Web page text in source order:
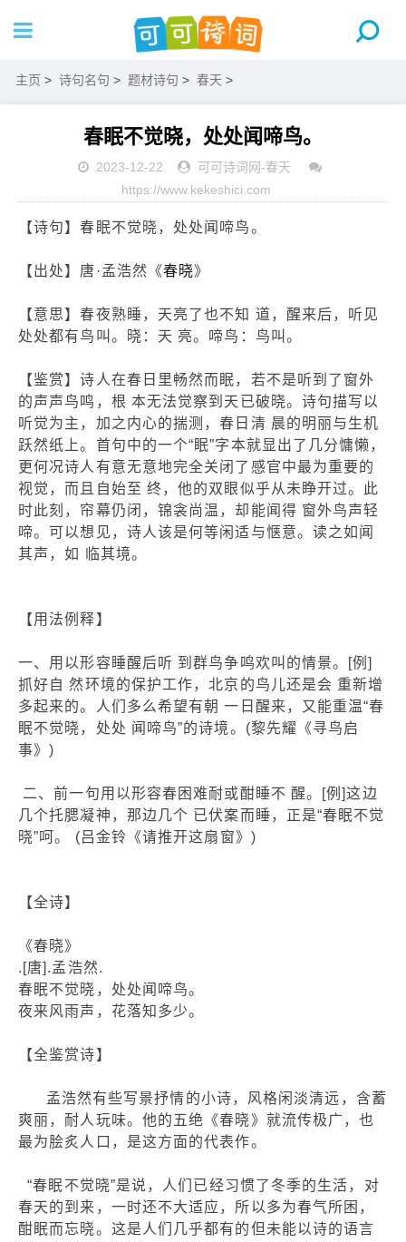
主页 > 诗句名句 > 题材诗句 > 春天 >
春眠不觉晓，处处闻啼鸟。
2023-12-22 可可诗词网-春天
https://www.kekeshici.com
【诗句】春眠不觉晓，处处闻啼鸟。
【出处】唐·孟浩然《春晓》
【意思】春夜熟睡，天亮了也不知 道，醒来后，听见
处处都有鸟叫。晓：天 亮。啼鸟：鸟叫。
【鉴赏】诗人在春日里畅然而眠，若不是听到了窗外
的声声鸟鸣，根 本无法觉察到天已破晓。诗句描写以
听觉为主，加之内心的揣测，春日清 晨的明丽与生机
跃然纸上。首句中的一个“眠”字本就显出了几分慵懒，
更何况诗人有意无意地完全关闭了感官中最为重要的
视觉，而且自始至 终，他的双眼似乎从未睁开过。此
时此刻，帘幕仍闭，锦衾尚温，却能闻得 窗外鸟声轻
啼。可以想见，诗人该是何等闲适与惬意。读之如闻
其声，如 临其境。
【用法例释】
一、用以形容睡醒后听 到群鸟争鸣欢叫的情景。[例]
抓好自 然环境的保护工作，北京的鸟儿还是会 重新增
多起来的。人们多么希望有朝 一日醒来，又能重温“春
眠不觉晓，处处 闻啼鸟”的诗境。(黎先耀《寻鸟启
事》)
二、前一句用以形容春困难耐或酣睡不 醒。[例]这边
几个托腮凝神，那边几个 已伏案而睡，正是“春眠不觉
晓”呵。 (吕金铃《请推开这扇窗》)
【全诗】
《春晓》
.[唐].孟浩然.
春眠不觉晓，处处闻啼鸟。
夜来风雨声，花落知多少。
【全鉴赏诗】
孟浩然有些写景抒情的小诗，风格闲淡清远，含蓄
爽丽，耐人玩味。他的五绝《春晓》就流传极广，也
最为脍炙人口，是这方面的代表作。
“春眠不觉晓”是说，人们已经习惯了冬季的生活，对
春天的到来，一时还不大适应，所以多为春气所困，
酣眠而忘晓。这是人们几乎都有的但未能以诗的语言